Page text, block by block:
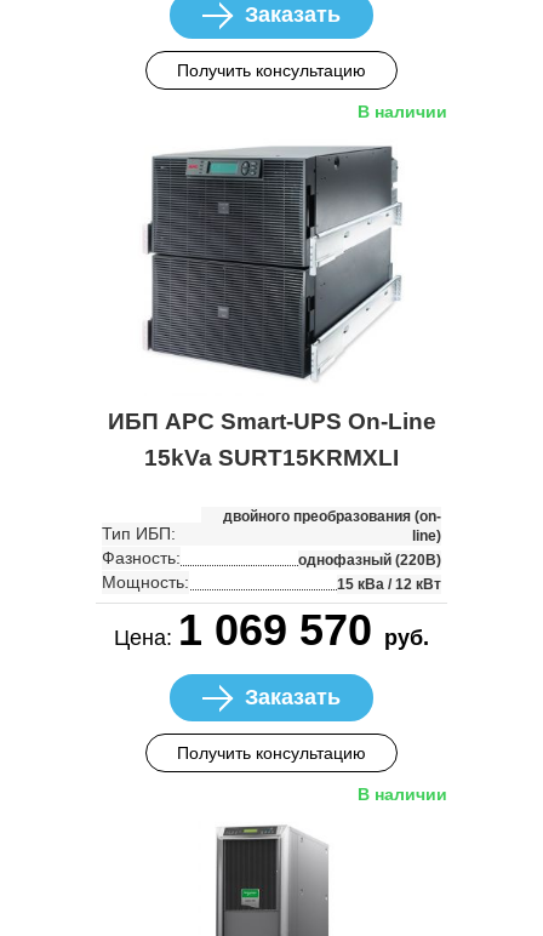
Заказать
Получить консультацию
В наличии
ИБП APC Smart-UPS On-Line
15kVa SURT15KRMXLI
Тип ИБП:
двойного преобразования (on-
line)
Фазность: однофазный (220В)
Мощность: 15 кВа / 12 кВт
Цена: 1 069 570 руб.
Заказать
Получить консультацию
В наличии